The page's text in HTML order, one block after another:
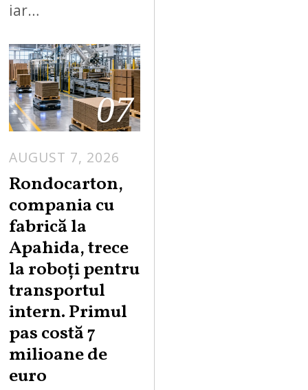
iar…
07
AUGUST 7, 2026
G
T
7
2
Rondocarton,
compania cu
fabrică la
Apahida, trece
la roboți pentru
transportul
intern. Primul
pas costă 7
milioane de
euro